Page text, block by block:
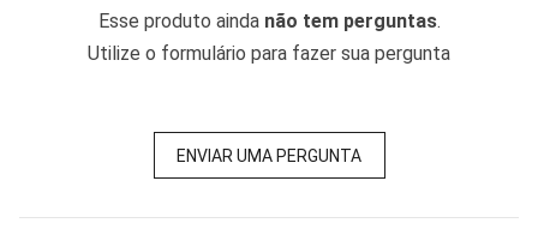
Esse produto ainda não tem perguntas.
Utilize o formulário para fazer sua pergunta
ENVIAR UMA PERGUNTA